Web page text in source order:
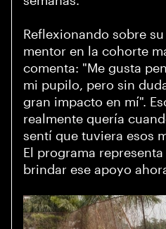
Reflexionando sobre
mentor en la cohorte
comenta: "Me gusta
mi pupilo, pero sin
gran impacto en mí".
realmente quería
sentí que tuviera esos
El programa
brindar ese apoyo